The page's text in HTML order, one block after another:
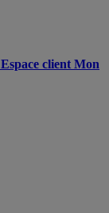
Espace client Mon